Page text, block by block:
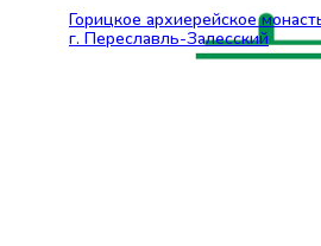
Горицкое архиерейское
г. Переславль-Залесский